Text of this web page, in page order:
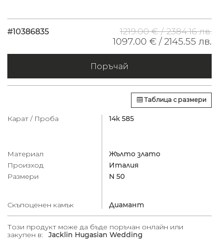
#10386835 1219.00 € /2384.16 лв.
1097.00 € /2145.55 лв.
Поръчай
Таблица с размери
Карат / Проба 14к 585
Материал
Жълто злато
Произход
Италия
Размери
N 50
Скъпоценен камък Диамант
Този продукт може да бъде поръчан онлайн или
закупен в:
Jacklin Hugasian Wedding